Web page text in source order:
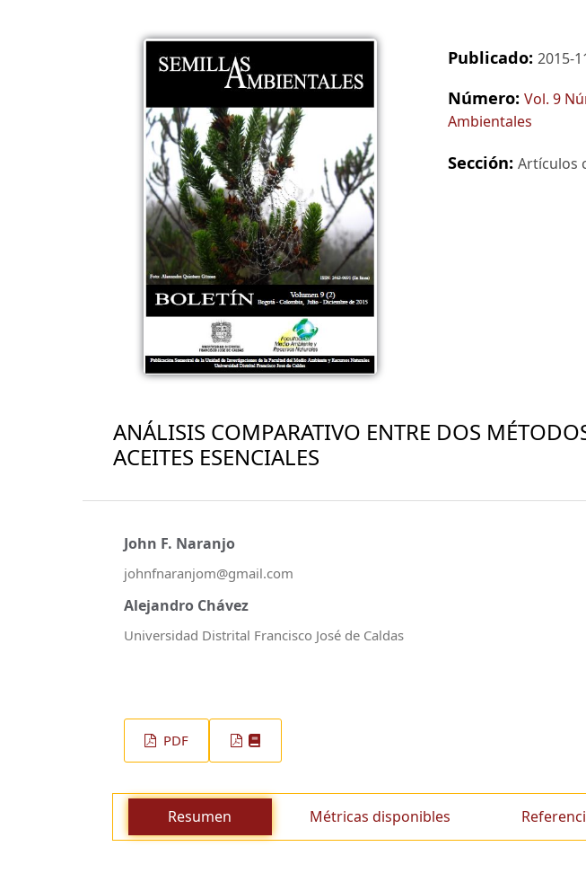
Publicado: 2015-
Número: Vol. 9
Ambientales
Sección: Artículos
ANÁLISIS COMPARATIVO ENTRE DOS
ACEITES ESENCIALES
John F. Naranjo
johnfnaranjom@gmail.com
Alejandro Chávez
Universidad Distrital Francisco José de Caldas
PDF
Resumen Métricas disponibles